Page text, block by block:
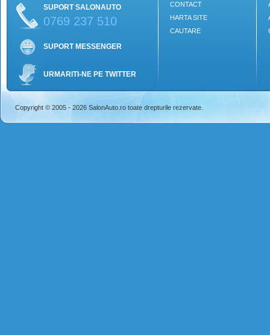
SUPORT SALONAUTO
0769 237 510
SUPORT MESSENGER
URMARITI-NE PE TWITTER
CONTACT
HARTA SITE
CAUTARE
Copyright © 2005 - 2026 SalonAuto.ro toate drepturile rezervate.